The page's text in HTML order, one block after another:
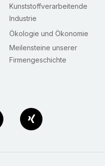
Kunststoffverarbeitende
Industrie
Ökologie und Ökonomie
Meilensteine unserer
Firmengeschichte